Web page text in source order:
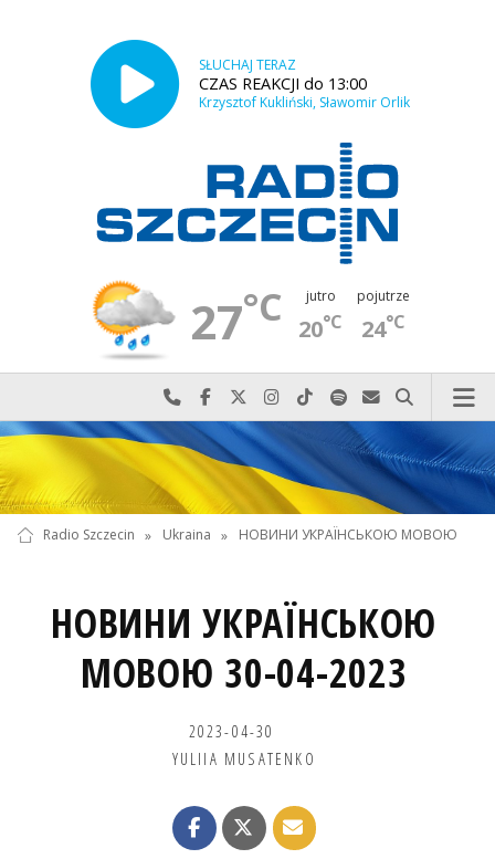
SŁUCHAJ TERAZ
CZAS REAKCJI do 13:00
Krzysztof Kukliński, Sławomir Orlik
27°C jutro
20°C
pojutrze
24°C
Najlepiej po prostu do nas zadzwoń
Odwiedź nas na Facebook-u
Odwiedź nas na X
Odwiedź nas na Instagram-ie
Odwiedź nas na TikTok-u
Szukaj nas na Spotify
Wyślij do nas
Szukaj
Radio Szczecin » Ukraina » НОВИНИ УКРАЇНСЬКОЮ МОВОЮ
НОВИНИ УКРАЇНСЬКОЮ
МОВОЮ 30-04-2023
2023-04-30
YULIIA MUSATENKO